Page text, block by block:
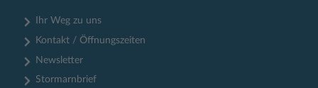
Ihr Weg zu uns
Kontakt / Öffnungszeiten
Newsletter
Stormarnbrief